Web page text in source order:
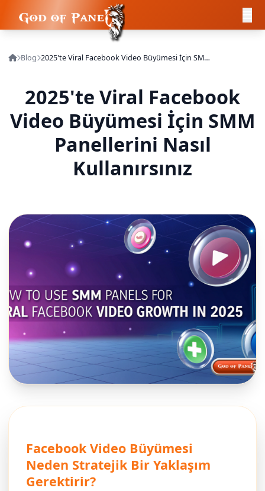
Blog 2025'te Viral Facebook Video Büyümesi İçin SMM Panellerini Nasıl Kullanırsınız
2025'te Viral Facebook
Video Büyümesi İçin SMM
Panellerini Nasıl
Kullanırsınız
Facebook Video Büyümesi
Neden Stratejik Bir Yaklaşım
Gerektirir?